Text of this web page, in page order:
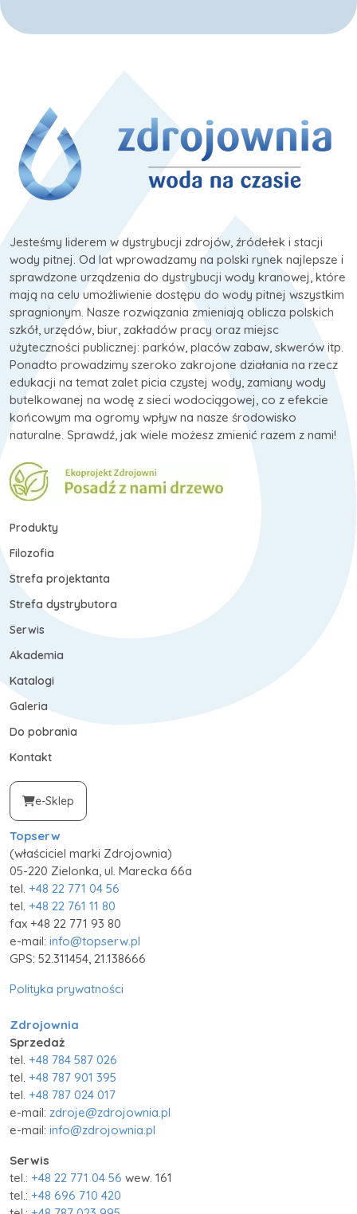
Jesteśmy liderem w dystrybucji zdrojów, źródełek i stacji
wody pitnej. Od lat wprowadzamy na polski rynek najlepsze i
sprawdzone urządzenia do dystrybucji wody kranowej, które
mają na celu umożliwienie dostępu do wody pitnej wszystkim
spragnionym. Nasze rozwiązania zmieniają oblicza polskich
szkół, urzędów, biur, zakładów pracy oraz miejsc
użyteczności publicznej: parków, placów zabaw, skwerów itp.
Ponadto prowadzimy szeroko zakrojone działania na rzecz
edukacji na temat zalet picia czystej wody, zamiany wody
butelkowanej na wodę z sieci wodociągowej, co z efekcie
końcowym ma ogromy wpływ na nasze środowisko
naturalne. Sprawdź, jak wiele możesz zmienić razem z nami!
Produkty
Filozofia
Strefa projektanta
Strefa dystrybutora
Serwis
Akademia
Katalogi
Galeria
Do pobrania
Kontakt
e-Sklep
Topserw
(właściciel marki Zdrojownia)
05-220 Zielonka, ul. Marecka 66a
tel. +48 22 771 04 56
tel. +48 22 761 11 80
fax +48 22 771 93 80
e-mail: info@topserw.pl
GPS: 52.311454, 21.138666
Polityka prywatności
Zdrojownia
Sprzedaż
tel. +48 784 587 026
tel. +48 787 901 395
tel. +48 787 024 017
e-mail: zdroje@zdrojownia.pl
e-mail: info@zdrojownia.pl
Serwis
tel.: +48 22 771 04 56 wew. 161
tel.: +48 696 710 420